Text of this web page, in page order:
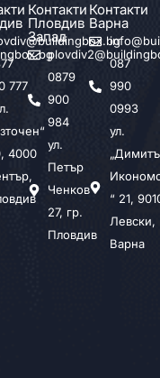
777
4000
Контакти
Пловдив
Запад
0879
900
984
ул.
Петър
Ченков
27, гр.
Пловдив
Контакти
Варна
087
990
0993
ул.
“ 21,
Левски,
Варна